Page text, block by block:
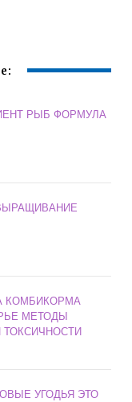
РЫБ ФОРМУЛА
КОМБИКОРМА
МЕТОДЫ
УГОДЬЯ ЭТО